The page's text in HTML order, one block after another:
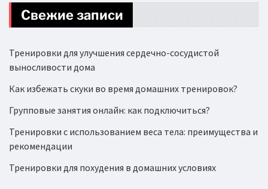
Свежие записи
Тренировки для улучшения сердечно-сосудистой
выносливости дома
Как избежать скуки во время домашних тренировок?
Групповые занятия онлайн: как подключиться?
Тренировки с использованием веса тела: преимущества и
рекомендации
Тренировки для похудения в домашних условиях